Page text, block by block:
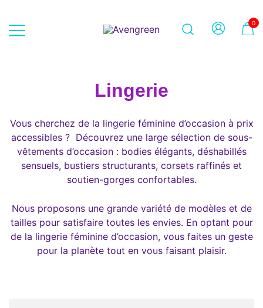
content
0
Lingerie
Vous cherchez de la lingerie féminine d’occasion à prix
accessibles ? Découvrez une large sélection de sous-
vêtements d’occasion : bodies élégants, déshabillés
sensuels, bustiers structurants, corsets raffinés et
soutien-gorges confortables.
Nous proposons une grande variété de modèles et de
tailles pour satisfaire toutes les envies. En optant pour
de la lingerie féminine d’occasion, vous faites un geste
pour la planète tout en vous faisant plaisir.